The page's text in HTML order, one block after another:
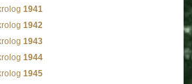
1941
1942
1943
1944
1945